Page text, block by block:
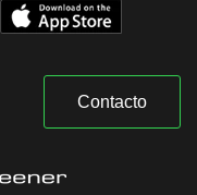
Contacto